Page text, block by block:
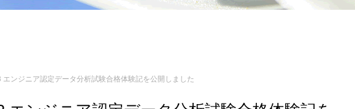
ンジニア認定データ分析試験合格体験記を公開しました